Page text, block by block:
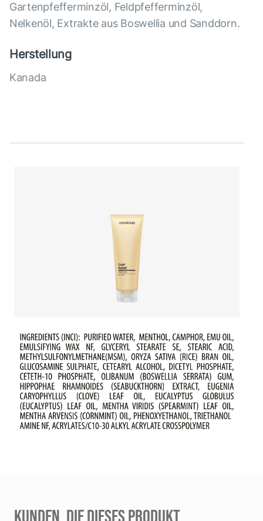
Gartenpfefferminzöl, Feldpfefferminzöl,
Nelkenöl, Extrakte aus Boswellia und Sanddorn.
Herstellung
Kanada
KUNDEN, DIE DIESES PRODUKT